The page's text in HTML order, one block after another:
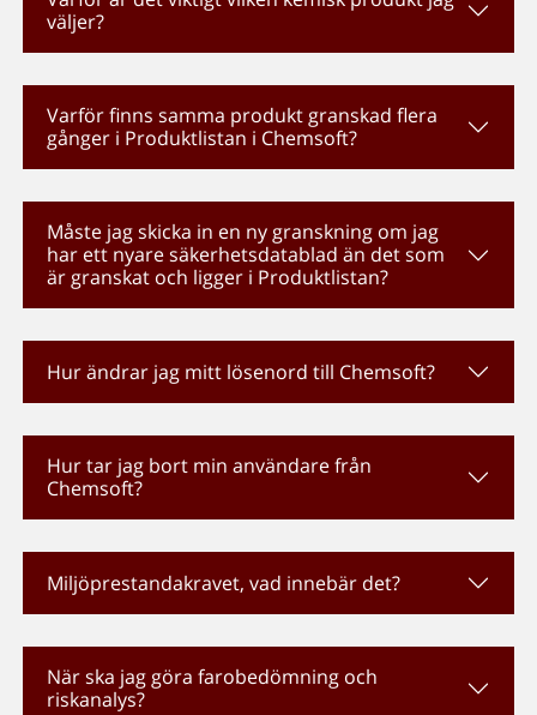
väljer?
Varför finns samma produkt granskad flera
gånger i Produktlistan i Chemsoft?
Måste jag skicka in en ny granskning om jag
har ett nyare säkerhetsdatablad än det som
är granskat och ligger i Produktlistan?
Hur ändrar jag mitt lösenord till Chemsoft?
Hur tar jag bort min användare från
Chemsoft?
Miljöprestandakravet, vad innebär det?
När ska jag göra farobedömning och
riskanalys?